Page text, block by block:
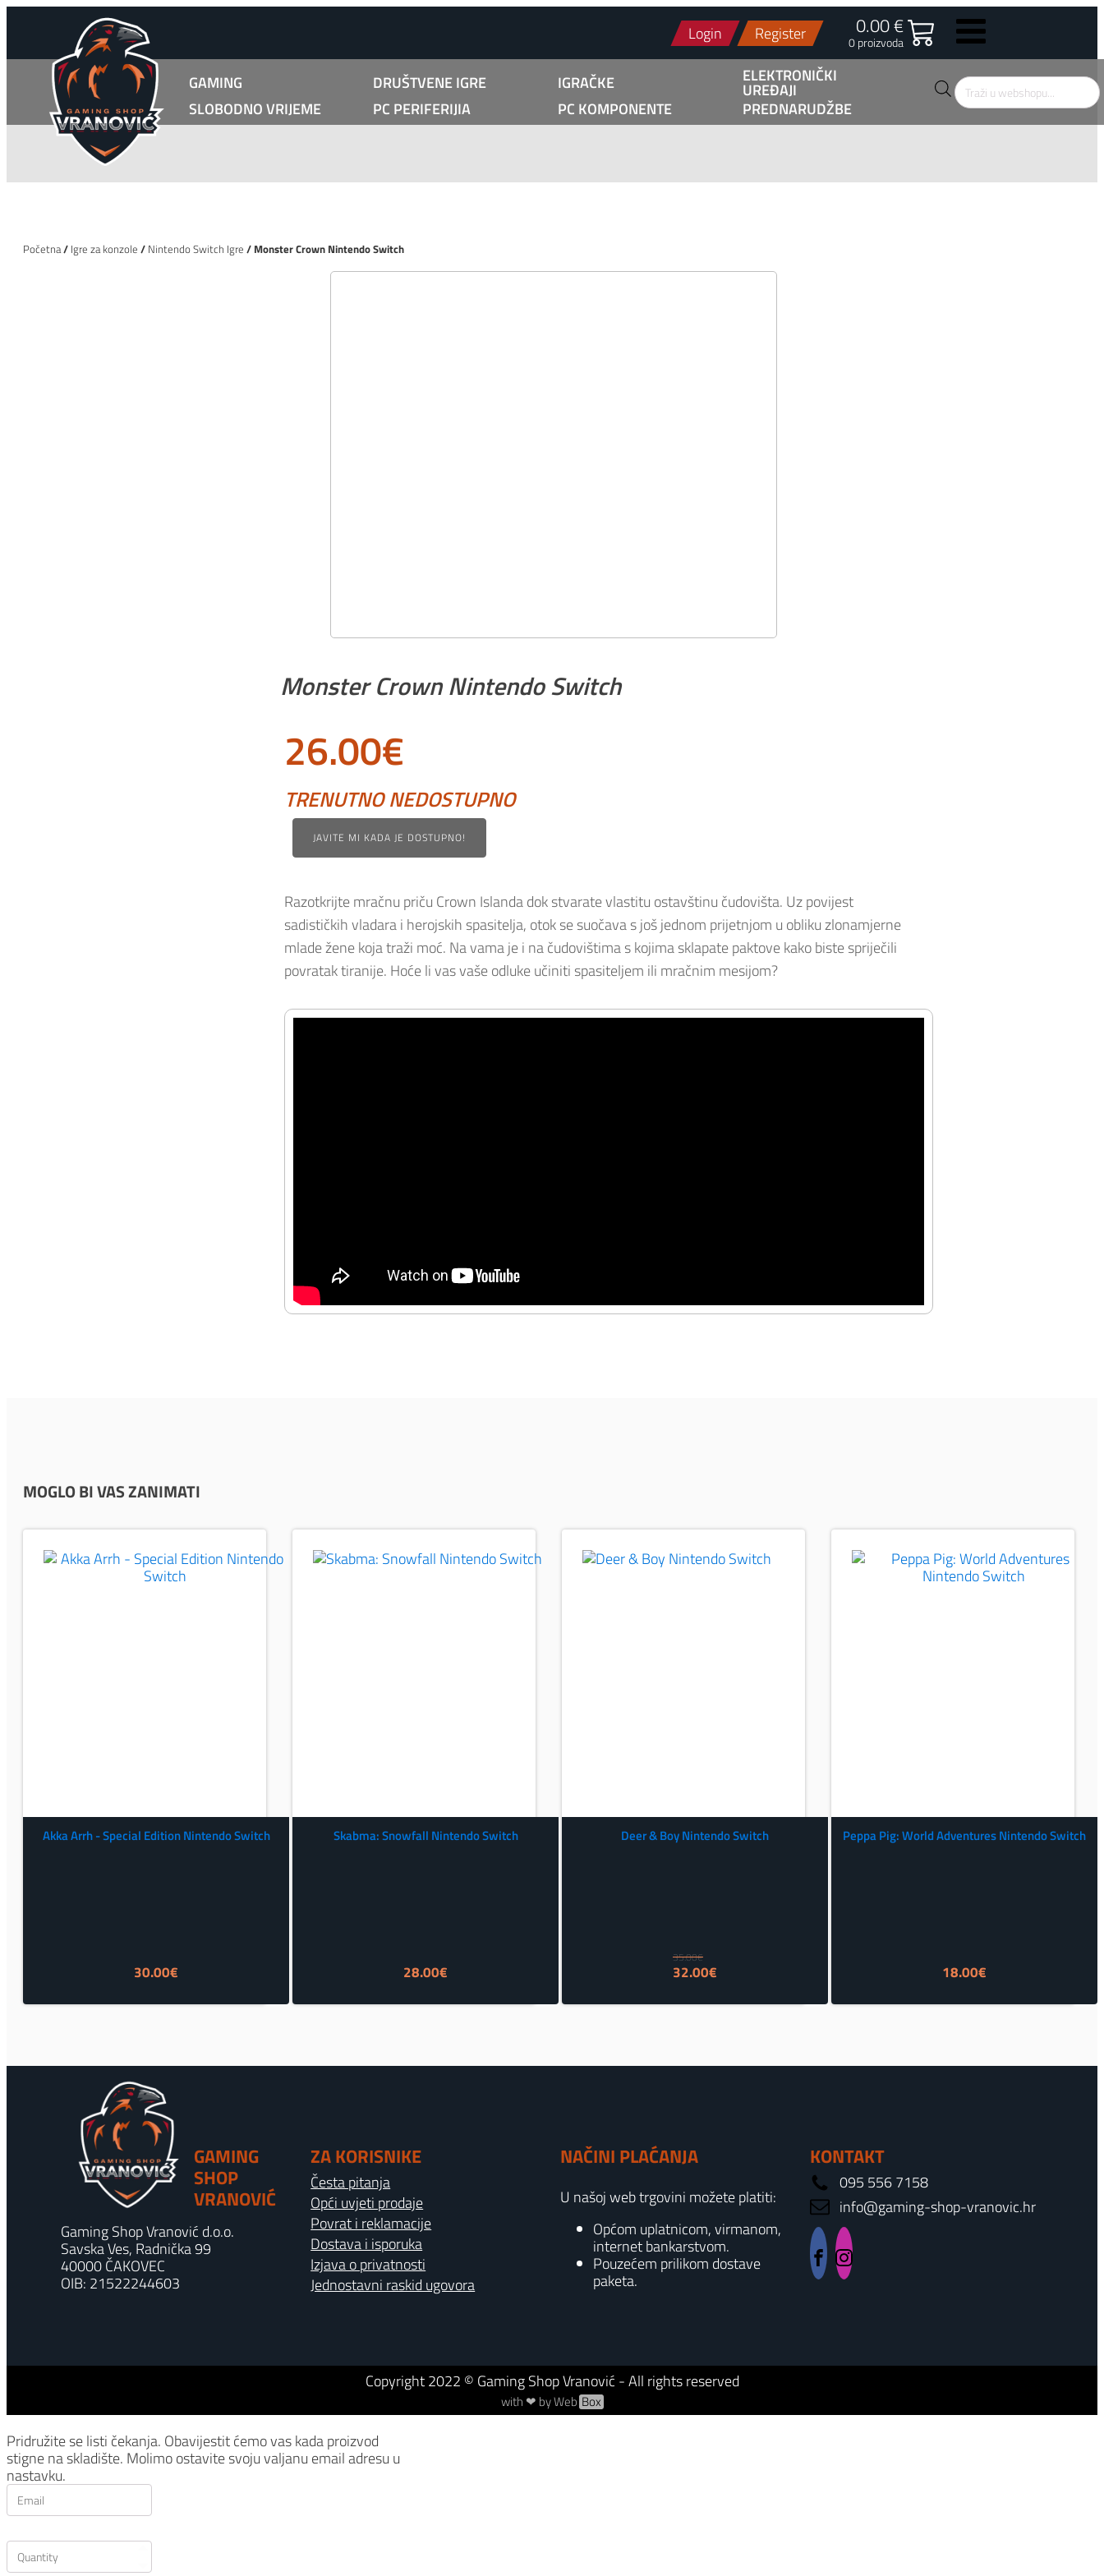
Login Register 0.00 €
0 proizvoda
GAMING DRUŠTVENE IGRE IGRAČKE ELEKTRONIČKI
UREĐAJI
SLOBODNO VRIJEME
PC PERIFERIJIA PC KOMPONENTE PREDNARUDŽBE
Products
search
Početna/ Igre za konzole / Nintendo Switch Igre / Monster Crown Nintendo Switch
Monster Crown Nintendo Switch
26.00€
TRENUTNO NEDOSTUPNO
JAVITE MI KADA JE DOSTUPNO!
Razotkrijte mračnu priču Crown Islanda dok stvarate vlastitu ostavštinu čudovišta. Uz povijest
sadističkih vladara i herojskih spasitelja, otok se suočava s još jednom prijetnjom u obliku zlonamjerne
mlade žene koja traži moć. Na vama je i na čudovištima s kojima sklapate paktove kako biste spriječili
povratak tiranije. Hoće li vas vaše odluke učiniti spasiteljem ili mračnim mesijom?
MOGLO BI VAS ZANIMATI
Akka Arrh - Special Edition Nintendo Switch
30.00€
Skabma: Snowfall Nintendo Switch
28.00€
Deer & Boy Nintendo Switch
35.00€
Izvorna
bila
32.00€
je:
Peppa Pig: World Adventures Nintendo Switch
18.00€
GAMING
SHOP
VRANOVIĆ
Gaming Shop Vranović d.o.o.
Savska Ves, Radnička 99
40000 ČAKOVEC
OIB: 21522244603
ZA KORISNIKE
Česta pitanja
Opći uvjeti prodaje
Povrat i reklamacije
Dostava i isporuka
Izjava o privatnosti
Jednostavni raskid ugovora
NAČINI PLAĆANJA
U našoj web trgovini možete platiti:
Općom uplatnicom, virmanom,
internet bankarstvom.
Pouzećem prilikom dostave
paketa.
KONTAKT
095 556 7158
info@gaming-shop-vranovic.hr
Copyright2022 © Gaming Shop Vranović - All rights reserved
with ❤ by Web Box
Pridružite se listi čekanja. Obavijestit ćemo vas kada proizvod
stigne na skladište. Molimo ostavite svoju valjanu email adresu u
nastavku.